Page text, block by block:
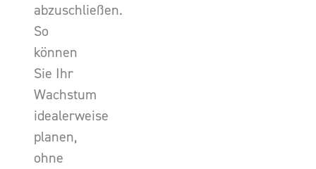
abzuschließen.
So
können
Sie Ihr
Wachstum
idealerweise
planen,
ohne